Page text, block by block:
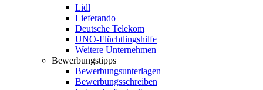
Lidl
Lieferando
Deutsche Telekom
UNO-Flüchtlingshilfe
Weitere Unternehmen
Bewerbungstipps
Bewerbungsunterlagen
Bewerbungsschreiben